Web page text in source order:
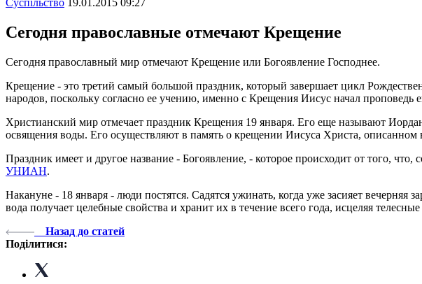
Суспiльство 19.01.2015 09:27
Сегодня православные отмечают Крещение
Сегодня православный мир отмечают Крещение или Богоявление Господнее.
Крещение - это третий самый большой праздник, который завершает цикл
народов, поскольку согласно ее учению, именно с Крещения Иисус начал проповедь
Христианский мир отмечает праздник Крещения 19 января. Его еще называют
освящения воды. Его осуществляют в память о крещении Иисуса Христа, описанном
Праздник имеет и другое название - Богоявление, - которое происходит от того,
УНИАН.
Накануне - 18 января - люди постятся. Садятся ужинать, когда уже засияет
вода получает целебные свойства и хранит их в течение всего года, исцеляя
Назад до статей
Поділитися: